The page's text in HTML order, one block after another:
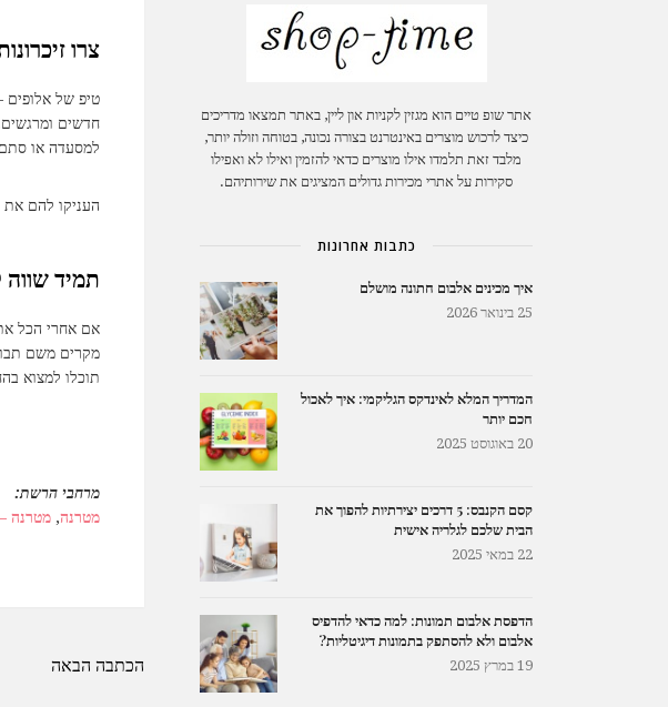
צרו
טיפ של אלופים
חדשים
למסעדה או סתם
העניקו להם את
תמיד
אם אחרי הכל
מקרים משם
תוכלו למצוא
מרחבי הרשת:
מטרנה,מטרנה
ניווט
הכתבה הבאה
אתר שופ טיים הוא מגזין לקניות און ליין, באתר תמצאו מדריכים
כיצד לרכוש מוצרים באינטרנט בצורה נכונה, בטוחה וזולה יותר,
מלבד זאת תלמדו אילו מוצרים כדאי להזמין ואילו לא ואפילו
סקירות על אתרי מכירות גדולים המציגים את שירותיהם.
כתבות אחרונות
איך מכינים אלבום חתונה מושלם
25 בינואר 2026
המדריך המלא לאינדקס הגליקמי: איך לאכול
חכם יותר
20 באוגוסט 2025
קסם הקנבס: 5 דרכים יצירתיות להפוך את
הבית שלכם לגלריה אישית
22 במאי 2025
הדפסת אלבום תמונות: למה כדאי להדפיס
אלבום ולא להסתפק בתמונות דיגיטליות?
19 במרץ 2025